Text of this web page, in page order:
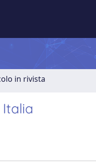
in rivista